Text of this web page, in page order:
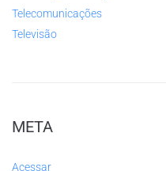
Telecomunicações
Televisão
META
Acessar